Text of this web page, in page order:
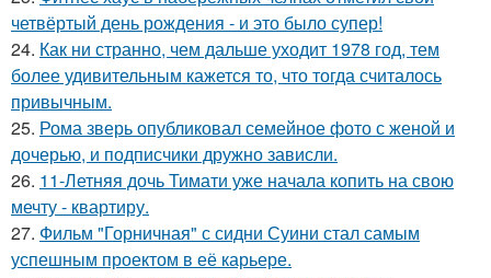
четвёртый день рождения - и это было супер!
24. Как ни странно, чем дальше уходит 1978 год, тем
более удивительным кажется то, что тогда считалось
привычным.
25. Рома зверь опубликовал семейное фото с женой и
дочерью, и подписчики дружно зависли.
26. 11-Летняя дочь Тимати уже начала копить на свою
мечту - квартиру.
27. Фильм "Горничная" с сидни Суини стал самым
успешным проектом в её карьере.